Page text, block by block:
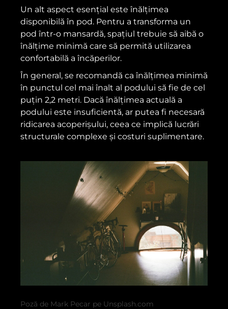
Un alt aspect esențial este înălțimea
disponibilă în pod. Pentru a transforma un
pod într-o mansardă, spațiul trebuie să aibă o
înălțime minimă care să permită utilizarea
confortabilă a încăperilor.
În general, se recomandă ca înălțimea minimă
în punctul cel mai înalt al podului să fie de cel
puțin 2,2 metri. Dacă înălțimea actuală a
podului este insuficientă, ar putea fi necesară
ridicarea acoperișului, ceea ce implică lucrări
structurale complexe și costuri suplimentare.
Poză de Mark Pecar pe Unsplash.com